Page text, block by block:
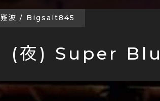
(夜) Super
難波 / Bigsalt845